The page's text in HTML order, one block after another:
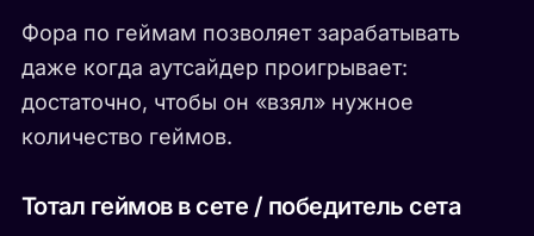
Фора по геймам позволяет зарабатывать
даже когда аутсайдер проигрывает:
достаточно, чтобы он «взял» нужное
количество геймов.
Тотал геймов в сете / победитель сета